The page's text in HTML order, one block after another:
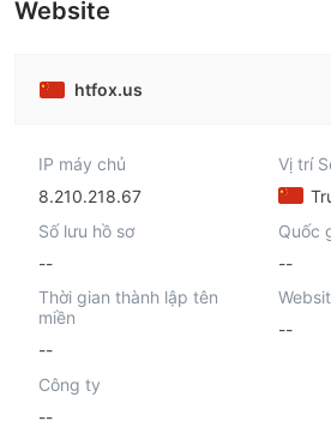
Website
htfox.us
IP máy chủ
8.210.218.67
Vị trí
Số lưu hồ sơ
--
Quốc
--
Thời gian thành lập tên
miền
--
--
Công ty
--